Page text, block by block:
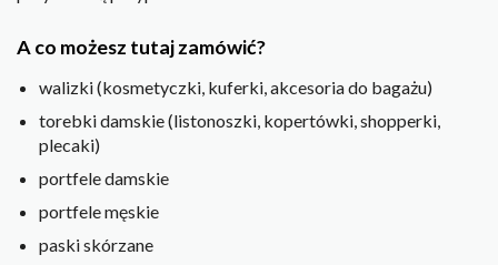
A co możesz tutaj zamówić?
walizki (kosmetyczki, kuferki, akcesoria do bagażu)
torebki damskie (listonoszki, kopertówki, shopperki,
plecaki)
portfele damskie
portfele męskie
paski skórzane